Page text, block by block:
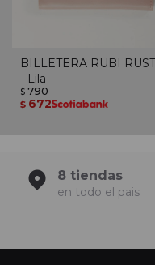
BILLETERA RUBI
- Lila
$ 790
$ 672
8 tiendas
en todo el pais